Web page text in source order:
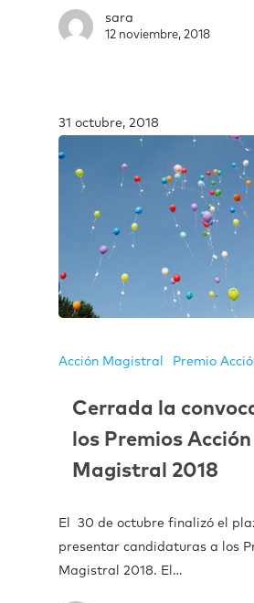
sara
12 noviembre, 2018
31 octubre, 2018
Acción Magistral Premio
Cerrada la
los Premios Acción
Magistral 2018
El 30 de octubre finalizó el
presentar candidaturas a los
Magistral 2018. El…